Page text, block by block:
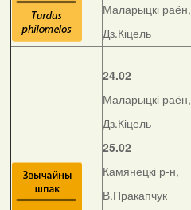
Маларыцкі раён,
Дз.Кіцель
24.02
Маларыцкі раён,
Дз.Кіцель
25.02
Камянецкі р-н,
В.Пракапчук